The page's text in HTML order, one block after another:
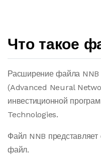
Что такое
Расширение файла NNB
(Advanced Neural
инвестиционной
Technologies.
Файл NNB
файл.